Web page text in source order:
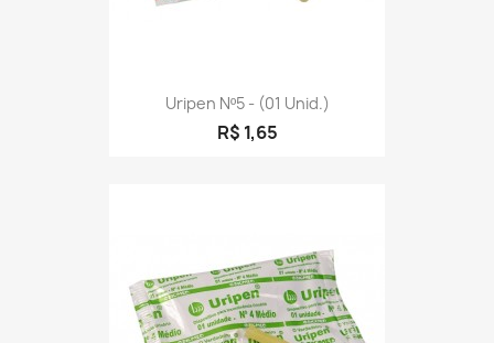
Uripen Nº5 - (01 Unid.)
R$ 1,65